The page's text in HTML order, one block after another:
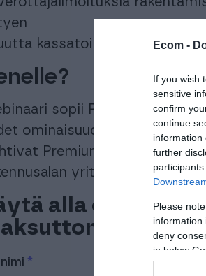
Ecom -
If you wish
sensitive
confirm
continue
information
further
Please
information
deny
in below
kassatoimintoa suoraan
sopii Premium -
ominaisuudet
Premiumiin siirtymistä
yrityksille, jotka
alla oleva